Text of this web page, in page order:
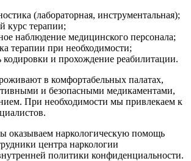
(лабораторная, инструментальная);
курс терапии;
наблюдение медицинского персонала;
терапии при необходимости;
кодировки и прохождение реабилитации.
в комфортабельных палатах,
и безопасными медикаментами,
При необходимости мы привлекаем к
оказываем наркологическую помощь
центра наркологии
политики конфиденциальности.